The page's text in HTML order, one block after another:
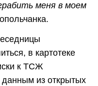
меня в моем
в картотеке
к ТСЖ
из открытых